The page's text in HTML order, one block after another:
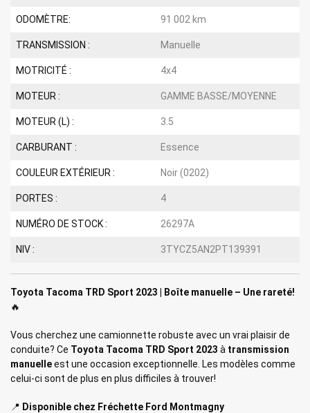
ODOMÈTRE: 91 002 km
TRANSMISSION : Manuelle
MOTRICITÉ : 4x4
MOTEUR : GAMME BASSE/MOYENNE
MOTEUR (L) : 3.5
CARBURANT : Essence
COULEUR EXTÉRIEUR : Noir (0202)
PORTES : 4
NUMÉRO DE STOCK : 26297A
NIV : 3TYCZ5AN2PT139391
Toyota Tacoma TRD Sport 2023 | Boîte manuelle – Une rareté!
🔥
Vous cherchez une camionnette robuste avec un vrai plaisir de
conduite? Ce Toyota Tacoma TRD Sport 2023 à transmission
manuelleest une occasion exceptionnelle. Les modèles comme
celui-ci sont de plus en plus difficiles à trouver!
📍 Disponible chez Fréchette Ford Montmagny